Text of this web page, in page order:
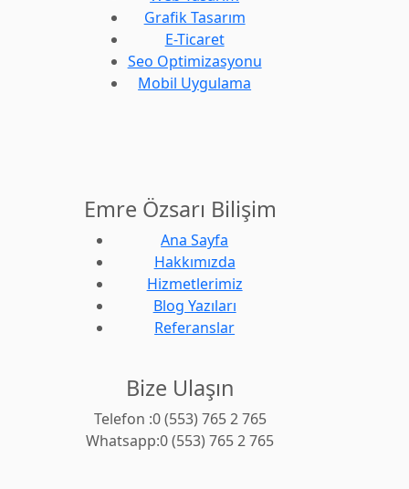
Grafik Tasarım
E-Ticaret
Seo Optimizasyonu
Mobil Uygulama
Emre Özsarı Bilişim
Ana Sayfa
Hakkımızda
Hizmetlerimiz
Blog Yazıları
Referanslar
Bize Ulaşın
Telefon :0 (553) 765 2 765
Whatsapp:0 (553) 765 2 765